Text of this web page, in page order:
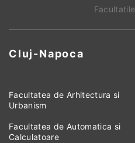
Cluj-Napoca
Facultatea de Arhitectura si
Urbanism
Facultatea de Automatica si
Calculatoare